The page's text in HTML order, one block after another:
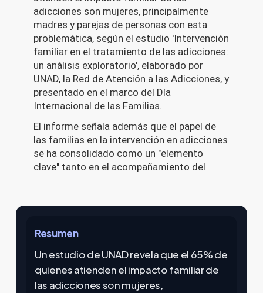
Resumen
Un estudio de UNAD revela que el 65% de
quienes atienden el impacto familiar de
las adicciones son mujeres,